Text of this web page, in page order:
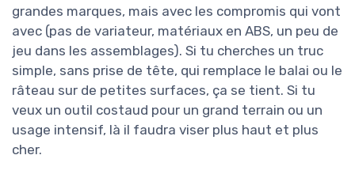
grandes marques, mais avec les compromis qui vont
avec (pas de variateur, matériaux en ABS, un peu de
jeu dans les assemblages). Si tu cherches un truc
simple, sans prise de tête, qui remplace le balai ou le
râteau sur de petites surfaces, ça se tient. Si tu
veux un outil costaud pour un grand terrain ou un
usage intensif, là il faudra viser plus haut et plus
cher.